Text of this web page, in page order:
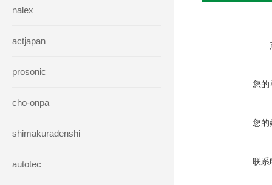
nalex
actjapan
prosonic
cho-onpa
shimakuradenshi
autotec
您的
您的
联系